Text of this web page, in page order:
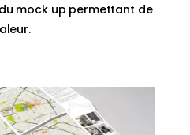
mock up permettant de